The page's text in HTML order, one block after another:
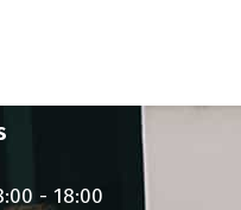
- 18:00